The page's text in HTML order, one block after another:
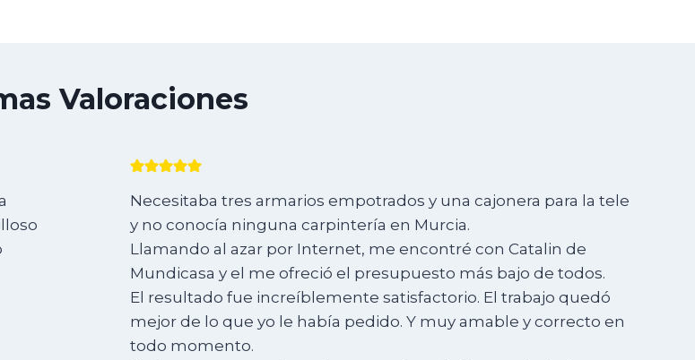
Valoraciones
Necesitaba tres armarios empotrados y una cajonera para la tele
y no conocía ninguna carpintería en Murcia.
Llamando al azar por Internet, me encontré con Catalin de
Mundicasa y el me ofreció el presupuesto más bajo de todos.
El resultado fue increíblemente satisfactorio. El trabajo quedó
mejor de lo que yo le había pedido. Y muy amable y correcto en
todo momento.